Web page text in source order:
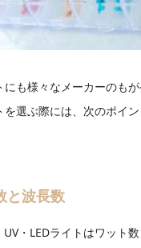
にも様々なメーカーのもが
を選ぶ際には、次のポイ
波長数
・LEDライトはワット